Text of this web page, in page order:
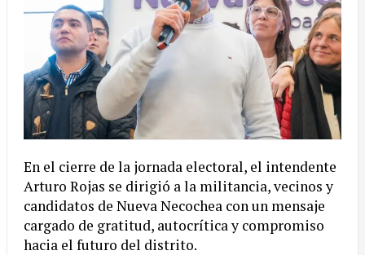
En el cierre de la jornada electoral, el intendente
Arturo Rojas se dirigió a la militancia, vecinos y
candidatos de Nueva Necochea con un mensaje
cargado de gratitud, autocrítica y compromiso
hacia el futuro del distrito.